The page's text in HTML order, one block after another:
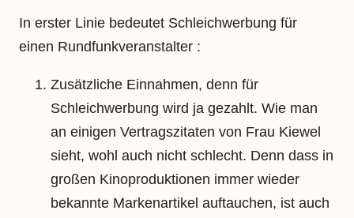
In erster Linie bedeutet Schleichwerbung für
einen Rundfunkveranstalter :
Zusätzliche Einnahmen, denn für
Schleichwerbung wird ja gezahlt. Wie man
an einigen Vertragszitaten von Frau Kiewel
sieht, wohl auch nicht schlecht. Denn dass in
großen Kinoproduktionen immer wieder
bekannte Markenartikel auftauchen, ist auch